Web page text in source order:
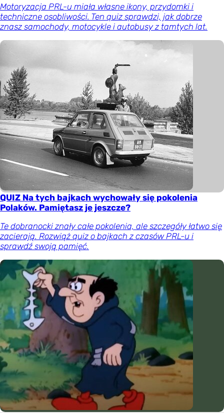
Motoryzacja PRL-u miała własne ikony, przydomki i
techniczne osobliwości. Ten quiz sprawdzi, jak dobrze
znasz samochody, motocykle i autobusy z tamtych lat.
QUIZ Na tych bajkach wychowały się pokolenia
Polaków. Pamiętasz je jeszcze?
Te dobranocki znały całe pokolenia, ale szczegóły łatwo się
zacierają. Rozwiąż quiz o bajkach z czasów PRL-u i
sprawdź swoją pamięć.